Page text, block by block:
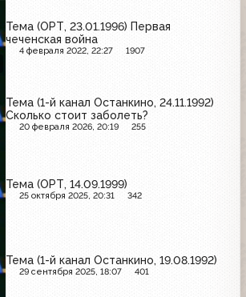
Тема (ОРТ, 23.01.1996) Первая
чеченская война
4 февраля 2022, 22:27 1907
Тема (1-й канал Останкино, 24.11.1992)
Сколько стоит заболеть?
20 февраля 2026, 20:19 255
Тема (ОРТ, 14.09.1999)
25 октября 2025, 20:31 342
Тема (1-й канал Останкино, 19.08.1992)
29 сентября 2025, 18:07 401